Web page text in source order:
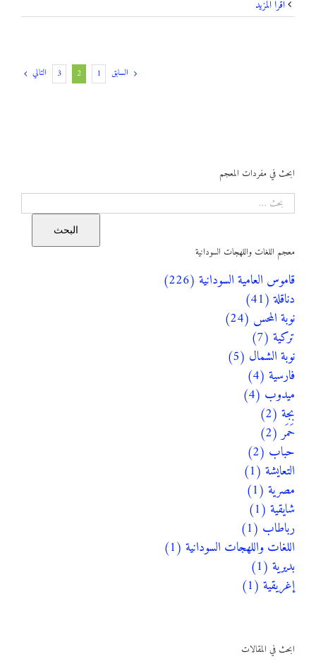
السابق 1
2
3 التالي
ابحث في المقالات
ابحث في مفردات المعجم
البحث
البحث
معجم اللغات واللهجات السودانية
قاموس العامية السودانية (226)
دناقلة (41)
نوبة المحس (24)
تركية (7)
نوبة الشمال (5)
فارسية (4)
ميدوب (4)
بجة (2)
حَمَر (2)
حباب (2)
التعايشة (1)
مصرية (1)
شايقية (1)
رباطاب (1)
اللغات واللهجات السودانية (1)
بديرية (1)
إغريقية (1)